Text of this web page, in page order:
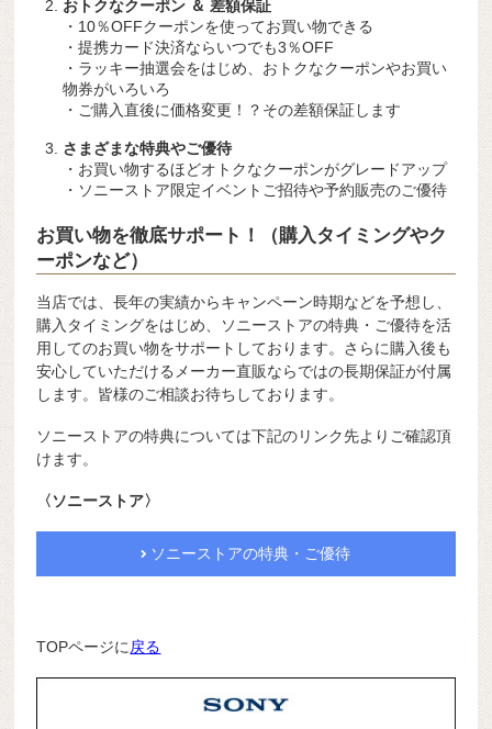
おトクなクーポン ＆ 差額保証
・10％OFFクーポンを使ってお買い物できる
・提携カード決済ならいつでも3％OFF
・ラッキー抽選会をはじめ、おトクなクーポンやお買い
物券がいろいろ
・ご購入直後に価格変更！？その差額保証します
さまざまな特典やご優待
・お買い物するほどオトクなクーポンがグレードアップ
・ソニーストア限定イベントご招待や予約販売のご優待
お買い物を徹底サポート！（購入タイミングやク
ーポンなど）
当店では、長年の実績からキャンペーン時期などを予想し、
購入タイミングをはじめ、ソニーストアの特典・ご優待を活
用してのお買い物をサポートしております。さらに購入後も
安心していただけるメーカー直販ならではの長期保証が付属
します。皆様のご相談お待ちしております。
ソニーストアの特典については下記のリンク先よりご確認頂
けます。
〈ソニーストア〉
ソニーストアの特典・ご優待
TOPページに戻る